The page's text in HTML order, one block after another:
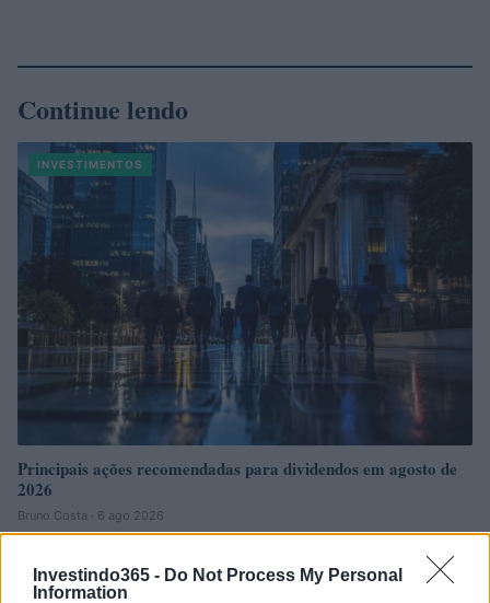
Investindo365 - Do Not Process My Personal
Information
Continue lendo
INVESTIMENTOS
Principais ações recomendadas para dividendos em agosto de
2026
Bruno Costa · 6 ago 2026